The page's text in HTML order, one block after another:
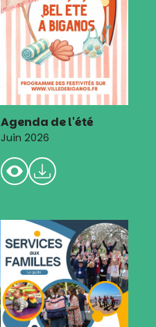
Agenda de l'été
Juin 2026